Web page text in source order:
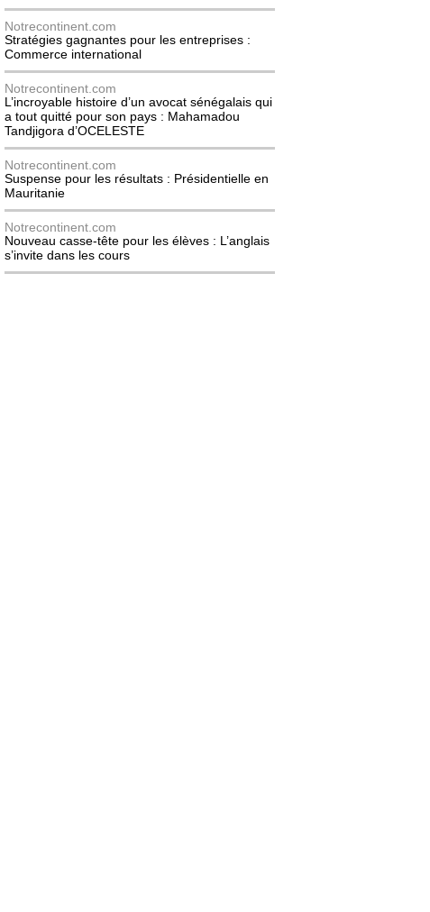
Notrecontinent.com
Stratégies gagnantes pour les entreprises :
Commerce international
Notrecontinent.com
L’incroyable histoire d’un avocat sénégalais qui
a tout quitté pour son pays : Mahamadou
Tandjigora d’OCELESTE
Notrecontinent.com
Suspense pour les résultats : Présidentielle en
Mauritanie
Notrecontinent.com
Nouveau casse-tête pour les élèves : L’anglais
s’invite dans les cours